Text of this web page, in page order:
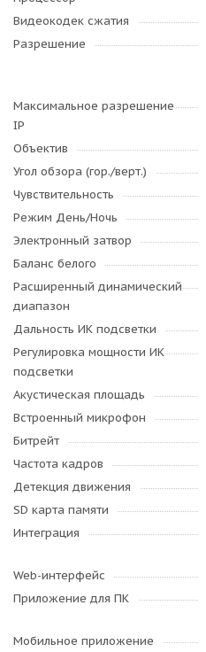
Видеокодек сжатия
Разрешение
Максимальное разрешение
IP
Объектив
Угол обзора (гор./верт.)
Чувствительность
Режим День/Ночь
Электронный затвор
Баланс белого
Расширенный динамический
диапазон
Дальность ИК подсветки
Регулировка мощности ИК
подсветки
Акустическая площадь
Встроенный микрофон
Битрейт
Частота кадров
Детекция движения
SD карта памяти
Интеграция
Web-интерфейс
Приложение для ПК
Мобильное приложение